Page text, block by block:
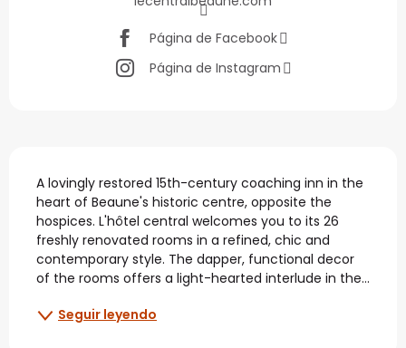
Página de Facebook
Página de Instagram
Descripción
A lovingly restored 15th-century coaching inn in the
heart of Beaune's historic centre, opposite the
hospices. L'hôtel central welcomes you to its 26
freshly renovated rooms in a refined, chic and
contemporary style. The dapper, functional decor
of the rooms offers a light-hearted interlude in the...
Seguir leyendo